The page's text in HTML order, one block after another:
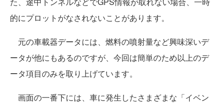
的にプロットがなされないことがあります。
元の車載器データには、燃料の噴射量など興味深いデ
ータが他にもあるのですが、今回は簡単のため以上のデ
ータ項目のみを取り上げています。
画面の一番下には、車に発生したさまざまな「イベン